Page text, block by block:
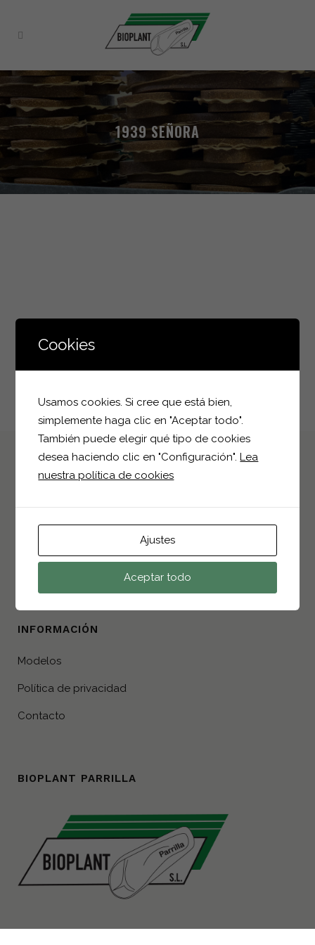
1939 SEÑORA
Polígono Industrial I-4, Parcela 25
03330, Crevillent, Alicante
+34 966 68 25 75
info@bioplantparrilla.com
INFORMACIÓN
Modelos
Política de privacidad
Contacto
BIOPLANT PARRILLA
Cookies
Usamos cookies. Si cree que está bien,
simplemente haga clic en "Aceptar todo".
También puede elegir qué tipo de cookies
desea haciendo clic en "Configuración".Lea
nuestra política de cookies
Ajustes
Aceptar todo